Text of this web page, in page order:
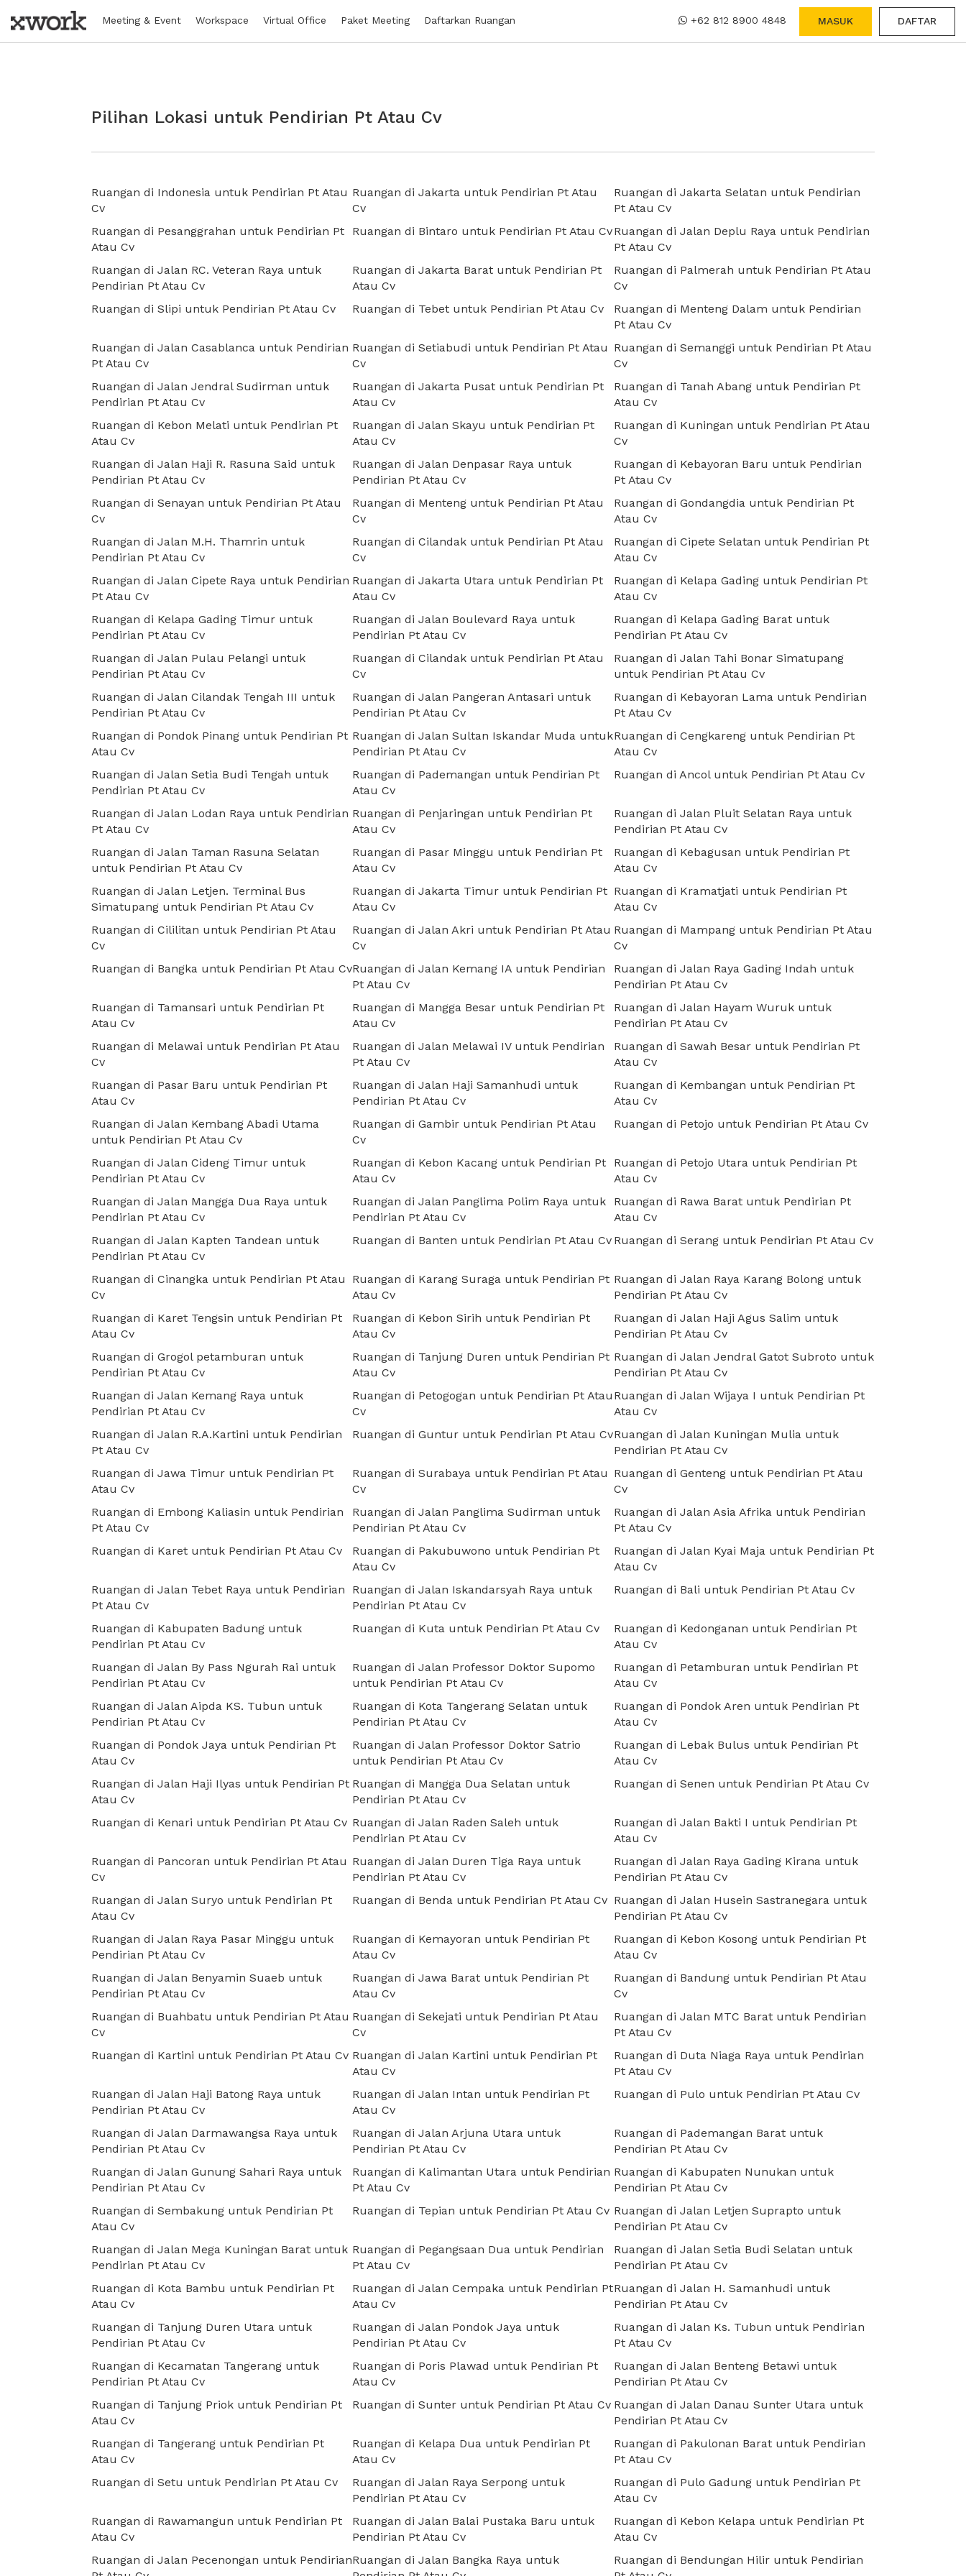
Meeting & Event Workspace Virtual Office Paket Meeting Daftarkan Ruangan +62 812 8900 4848 MASUK DAFTAR
Pilihan Lokasi untuk Pendirian Pt Atau Cv
Ruangan di Indonesia untuk Pendirian Pt Atau
Cv
Ruangan di Jakarta untuk Pendirian Pt Atau
Cv
Ruangan di Jakarta Selatan untuk Pendirian
Pt Atau Cv
Ruangan di Pesanggrahan untuk Pendirian Pt
Atau Cv
Ruangan di Bintaro untuk Pendirian Pt Atau CvRuangan di Jalan Deplu Raya untuk Pendirian
Pt Atau Cv
Ruangan di Jalan RC. Veteran Raya untuk
Pendirian Pt Atau Cv
Ruangan di Jakarta Barat untuk Pendirian Pt
Atau Cv
Ruangan di Palmerah untuk Pendirian Pt Atau
Cv
Ruangan di Slipi untuk Pendirian Pt Atau Cv
Ruangan di Tebet untuk Pendirian Pt Atau Cv
Ruangan di Menteng Dalam untuk Pendirian
Pt Atau Cv
Ruangan di Jalan Casablanca untuk Pendirian
Pt Atau Cv
Ruangan di Setiabudi untuk Pendirian Pt Atau
Cv
Ruangan di Semanggi untuk Pendirian Pt Atau
Cv
Ruangan di Jalan Jendral Sudirman untuk
Pendirian Pt Atau Cv
Ruangan di Jakarta Pusat untuk Pendirian Pt
Atau Cv
Ruangan di Tanah Abang untuk Pendirian Pt
Atau Cv
Ruangan di Kebon Melati untuk Pendirian Pt
Atau Cv
Ruangan di Jalan Skayu untuk Pendirian Pt
Atau Cv
Ruangan di Kuningan untuk Pendirian Pt Atau
Cv
Ruangan di Jalan Haji R. Rasuna Said untuk
Pendirian Pt Atau Cv
Ruangan di Jalan Denpasar Raya untuk
Pendirian Pt Atau Cv
Ruangan di Kebayoran Baru untuk Pendirian
Pt Atau Cv
Ruangan di Senayan untuk Pendirian Pt Atau
Cv
Ruangan di Menteng untuk Pendirian Pt Atau
Cv
Ruangan di Gondangdia untuk Pendirian Pt
Atau Cv
Ruangan di Jalan M.H. Thamrin untuk
Pendirian Pt Atau Cv
Ruangan di Cilandak untuk Pendirian Pt Atau
Cv
Ruangan di Cipete Selatan untuk Pendirian Pt
Atau Cv
Ruangan di Jalan Cipete Raya untuk Pendirian
Pt Atau Cv
Ruangan di Jakarta Utara untuk Pendirian Pt
Atau Cv
Ruangan di Kelapa Gading untuk Pendirian Pt
Atau Cv
Ruangan di Kelapa Gading Timur untuk
Pendirian Pt Atau Cv
Ruangan di Jalan Boulevard Raya untuk
Pendirian Pt Atau Cv
Ruangan di Kelapa Gading Barat untuk
Pendirian Pt Atau Cv
Ruangan di Jalan Pulau Pelangi untuk
Pendirian Pt Atau Cv
Ruangan di Cilandak untuk Pendirian Pt Atau
Cv
Ruangan di Jalan Tahi Bonar Simatupang
untuk Pendirian Pt Atau Cv
Ruangan di Jalan Cilandak Tengah III untuk
Pendirian Pt Atau Cv
Ruangan di Jalan Pangeran Antasari untuk
Pendirian Pt Atau Cv
Ruangan di Kebayoran Lama untuk Pendirian
Pt Atau Cv
Ruangan di Pondok Pinang untuk Pendirian Pt
Atau Cv
Ruangan di Jalan Sultan Iskandar Muda untuk
Pendirian Pt Atau Cv
Ruangan di Cengkareng untuk Pendirian Pt
Atau Cv
Ruangan di Jalan Setia Budi Tengah untuk
Pendirian Pt Atau Cv
Ruangan di Pademangan untuk Pendirian Pt
Atau Cv
Ruangan di Ancol untuk Pendirian Pt Atau Cv
Ruangan di Jalan Lodan Raya untuk Pendirian
Pt Atau Cv
Ruangan di Penjaringan untuk Pendirian Pt
Atau Cv
Ruangan di Jalan Pluit Selatan Raya untuk
Pendirian Pt Atau Cv
Ruangan di Jalan Taman Rasuna Selatan
untuk Pendirian Pt Atau Cv
Ruangan di Pasar Minggu untuk Pendirian Pt
Atau Cv
Ruangan di Kebagusan untuk Pendirian Pt
Atau Cv
Ruangan di Jalan Letjen. Terminal Bus
Simatupang untuk Pendirian Pt Atau Cv
Ruangan di Jakarta Timur untuk Pendirian Pt
Atau Cv
Ruangan di Kramatjati untuk Pendirian Pt
Atau Cv
Ruangan di Cililitan untuk Pendirian Pt Atau
Cv
Ruangan di Jalan Akri untuk Pendirian Pt Atau
Cv
Ruangan di Mampang untuk Pendirian Pt Atau
Cv
Ruangan di Bangka untuk Pendirian Pt Atau CvRuangan di Jalan Kemang IA untuk Pendirian
Pt Atau Cv
Ruangan di Jalan Raya Gading Indah untuk
Pendirian Pt Atau Cv
Ruangan di Tamansari untuk Pendirian Pt
Atau Cv
Ruangan di Mangga Besar untuk Pendirian Pt
Atau Cv
Ruangan di Jalan Hayam Wuruk untuk
Pendirian Pt Atau Cv
Ruangan di Melawai untuk Pendirian Pt Atau
Cv
Ruangan di Jalan Melawai IV untuk Pendirian
Pt Atau Cv
Ruangan di Sawah Besar untuk Pendirian Pt
Atau Cv
Ruangan di Pasar Baru untuk Pendirian Pt
Atau Cv
Ruangan di Jalan Haji Samanhudi untuk
Pendirian Pt Atau Cv
Ruangan di Kembangan untuk Pendirian Pt
Atau Cv
Ruangan di Jalan Kembang Abadi Utama
untuk Pendirian Pt Atau Cv
Ruangan di Gambir untuk Pendirian Pt Atau
Cv
Ruangan di Petojo untuk Pendirian Pt Atau Cv
Ruangan di Jalan Cideng Timur untuk
Pendirian Pt Atau Cv
Ruangan di Kebon Kacang untuk Pendirian Pt
Atau Cv
Ruangan di Petojo Utara untuk Pendirian Pt
Atau Cv
Ruangan di Jalan Mangga Dua Raya untuk
Pendirian Pt Atau Cv
Ruangan di Jalan Panglima Polim Raya untuk
Pendirian Pt Atau Cv
Ruangan di Rawa Barat untuk Pendirian Pt
Atau Cv
Ruangan di Jalan Kapten Tandean untuk
Pendirian Pt Atau Cv
Ruangan di Banten untuk Pendirian Pt Atau Cv Ruangan di Serang untuk Pendirian Pt Atau Cv
Ruangan di Cinangka untuk Pendirian Pt Atau
Cv
Ruangan di Karang Suraga untuk Pendirian Pt
Atau Cv
Ruangan di Jalan Raya Karang Bolong untuk
Pendirian Pt Atau Cv
Ruangan di Karet Tengsin untuk Pendirian Pt
Atau Cv
Ruangan di Kebon Sirih untuk Pendirian Pt
Atau Cv
Ruangan di Jalan Haji Agus Salim untuk
Pendirian Pt Atau Cv
Ruangan di Grogol petamburan untuk
Pendirian Pt Atau Cv
Ruangan di Tanjung Duren untuk Pendirian Pt
Atau Cv
Ruangan di Jalan Jendral Gatot Subroto untuk
Pendirian Pt Atau Cv
Ruangan di Jalan Kemang Raya untuk
Pendirian Pt Atau Cv
Ruangan di Petogogan untuk Pendirian Pt Atau
Cv
Ruangan di Jalan Wijaya I untuk Pendirian Pt
Atau Cv
Ruangan di Jalan R.A.Kartini untuk Pendirian
Pt Atau Cv
Ruangan di Guntur untuk Pendirian Pt Atau CvRuangan di Jalan Kuningan Mulia untuk
Pendirian Pt Atau Cv
Ruangan di Jawa Timur untuk Pendirian Pt
Atau Cv
Ruangan di Surabaya untuk Pendirian Pt Atau
Cv
Ruangan di Genteng untuk Pendirian Pt Atau
Cv
Ruangan di Embong Kaliasin untuk Pendirian
Pt Atau Cv
Ruangan di Jalan Panglima Sudirman untuk
Pendirian Pt Atau Cv
Ruangan di Jalan Asia Afrika untuk Pendirian
Pt Atau Cv
Ruangan di Karet untuk Pendirian Pt Atau Cv
Ruangan di Pakubuwono untuk Pendirian Pt
Atau Cv
Ruangan di Jalan Kyai Maja untuk Pendirian Pt
Atau Cv
Ruangan di Jalan Tebet Raya untuk Pendirian
Pt Atau Cv
Ruangan di Jalan Iskandarsyah Raya untuk
Pendirian Pt Atau Cv
Ruangan di Bali untuk Pendirian Pt Atau Cv
Ruangan di Kabupaten Badung untuk
Pendirian Pt Atau Cv
Ruangan di Kuta untuk Pendirian Pt Atau Cv
Ruangan di Kedonganan untuk Pendirian Pt
Atau Cv
Ruangan di Jalan By Pass Ngurah Rai untuk
Pendirian Pt Atau Cv
Ruangan di Jalan Professor Doktor Supomo
untuk Pendirian Pt Atau Cv
Ruangan di Petamburan untuk Pendirian Pt
Atau Cv
Ruangan di Jalan Aipda KS. Tubun untuk
Pendirian Pt Atau Cv
Ruangan di Kota Tangerang Selatan untuk
Pendirian Pt Atau Cv
Ruangan di Pondok Aren untuk Pendirian Pt
Atau Cv
Ruangan di Pondok Jaya untuk Pendirian Pt
Atau Cv
Ruangan di Jalan Professor Doktor Satrio
untuk Pendirian Pt Atau Cv
Ruangan di Lebak Bulus untuk Pendirian Pt
Atau Cv
Ruangan di Jalan Haji Ilyas untuk Pendirian Pt
Atau Cv
Ruangan di Mangga Dua Selatan untuk
Pendirian Pt Atau Cv
Ruangan di Senen untuk Pendirian Pt Atau Cv
Ruangan di Kenari untuk Pendirian Pt Atau Cv Ruangan di Jalan Raden Saleh untuk
Pendirian Pt Atau Cv
Ruangan di Jalan Bakti I untuk Pendirian Pt
Atau Cv
Ruangan di Pancoran untuk Pendirian Pt Atau
Cv
Ruangan di Jalan Duren Tiga Raya untuk
Pendirian Pt Atau Cv
Ruangan di Jalan Raya Gading Kirana untuk
Pendirian Pt Atau Cv
Ruangan di Jalan Suryo untuk Pendirian Pt
Atau Cv
Ruangan di Benda untuk Pendirian Pt Atau Cv Ruangan di Jalan Husein Sastranegara untuk
Pendirian Pt Atau Cv
Ruangan di Jalan Raya Pasar Minggu untuk
Pendirian Pt Atau Cv
Ruangan di Kemayoran untuk Pendirian Pt
Atau Cv
Ruangan di Kebon Kosong untuk Pendirian Pt
Atau Cv
Ruangan di Jalan Benyamin Suaeb untuk
Pendirian Pt Atau Cv
Ruangan di Jawa Barat untuk Pendirian Pt
Atau Cv
Ruangan di Bandung untuk Pendirian Pt Atau
Cv
Ruangan di Buahbatu untuk Pendirian Pt Atau
Cv
Ruangan di Sekejati untuk Pendirian Pt Atau
Cv
Ruangan di Jalan MTC Barat untuk Pendirian
Pt Atau Cv
Ruangan di Kartini untuk Pendirian Pt Atau Cv Ruangan di Jalan Kartini untuk Pendirian Pt
Atau Cv
Ruangan di Duta Niaga Raya untuk Pendirian
Pt Atau Cv
Ruangan di Jalan Haji Batong Raya untuk
Pendirian Pt Atau Cv
Ruangan di Jalan Intan untuk Pendirian Pt
Atau Cv
Ruangan di Pulo untuk Pendirian Pt Atau Cv
Ruangan di Jalan Darmawangsa Raya untuk
Pendirian Pt Atau Cv
Ruangan di Jalan Arjuna Utara untuk
Pendirian Pt Atau Cv
Ruangan di Pademangan Barat untuk
Pendirian Pt Atau Cv
Ruangan di Jalan Gunung Sahari Raya untuk
Pendirian Pt Atau Cv
Ruangan di Kalimantan Utara untuk Pendirian
Pt Atau Cv
Ruangan di Kabupaten Nunukan untuk
Pendirian Pt Atau Cv
Ruangan di Sembakung untuk Pendirian Pt
Atau Cv
Ruangan di Tepian untuk Pendirian Pt Atau Cv Ruangan di Jalan Letjen Suprapto untuk
Pendirian Pt Atau Cv
Ruangan di Jalan Mega Kuningan Barat untuk
Pendirian Pt Atau Cv
Ruangan di Pegangsaan Dua untuk Pendirian
Pt Atau Cv
Ruangan di Jalan Setia Budi Selatan untuk
Pendirian Pt Atau Cv
Ruangan di Kota Bambu untuk Pendirian Pt
Atau Cv
Ruangan di Jalan Cempaka untuk Pendirian Pt
Atau Cv
Ruangan di Jalan H. Samanhudi untuk
Pendirian Pt Atau Cv
Ruangan di Tanjung Duren Utara untuk
Pendirian Pt Atau Cv
Ruangan di Jalan Pondok Jaya untuk
Pendirian Pt Atau Cv
Ruangan di Jalan Ks. Tubun untuk Pendirian
Pt Atau Cv
Ruangan di Kecamatan Tangerang untuk
Pendirian Pt Atau Cv
Ruangan di Poris Plawad untuk Pendirian Pt
Atau Cv
Ruangan di Jalan Benteng Betawi untuk
Pendirian Pt Atau Cv
Ruangan di Tanjung Priok untuk Pendirian Pt
Atau Cv
Ruangan di Sunter untuk Pendirian Pt Atau Cv Ruangan di Jalan Danau Sunter Utara untuk
Pendirian Pt Atau Cv
Ruangan di Tangerang untuk Pendirian Pt
Atau Cv
Ruangan di Kelapa Dua untuk Pendirian Pt
Atau Cv
Ruangan di Pakulonan Barat untuk Pendirian
Pt Atau Cv
Ruangan di Setu untuk Pendirian Pt Atau Cv
Ruangan di Jalan Raya Serpong untuk
Pendirian Pt Atau Cv
Ruangan di Pulo Gadung untuk Pendirian Pt
Atau Cv
Ruangan di Rawamangun untuk Pendirian Pt
Atau Cv
Ruangan di Jalan Balai Pustaka Baru untuk
Pendirian Pt Atau Cv
Ruangan di Kebon Kelapa untuk Pendirian Pt
Atau Cv
Ruangan di Jalan Pecenongan untuk PendirianRuangan di Jalan Bangka Raya untuk
Ruangan di Bendungan Hilir untuk Pendirian